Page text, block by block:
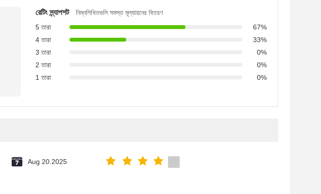
রেটিং স্ন্যাপশট
নিম্নলিখিতগুলি সমস্ত মূল্যায়নের বিতরণ
5 তারা
67%
4 তারা
33%
3 তারা
0%
2 তারা
0%
1 তারা
0%
Aug 20.2025